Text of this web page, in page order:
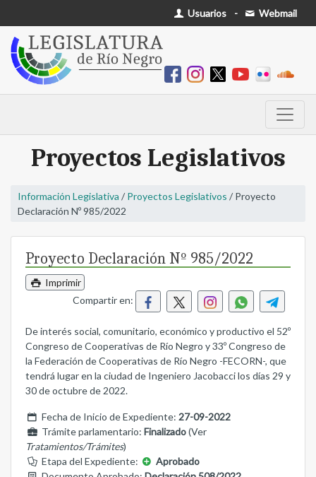
Usuarios - Webmail
Proyectos Legislativos
Información Legislativa / Proyectos Legislativos / Proyecto
Declaración Nº 985/2022
Proyecto Declaración Nº 985/2022
Imprimir
Compartir en:
De interés social, comunitario, económico y productivo el 52º
Congreso de Cooperativas de Río Negro y 33º Congreso de
la Federación de Cooperativas de Río Negro -FECORN-, que
tendrá lugar en la ciudad de Ingeniero Jacobacci los días 29 y
30 de octubre de 2022.
Fecha de Inicio de Expediente: 27-09-2022
Trámite parlamentario: Finalizado(Ver
Tratamientos/Trámites)
Etapa del Expediente:
Aprobado